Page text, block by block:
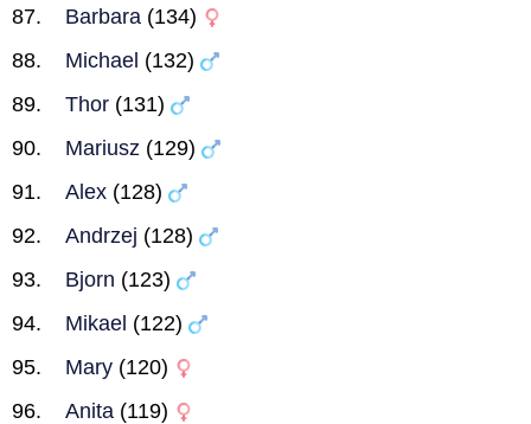
Barbara (134)
Michael (132)
Thor (131)
Mariusz (129)
Alex (128)
Andrzej (128)
Bjorn (123)
Mikael (122)
Mary (120)
Anita (119)